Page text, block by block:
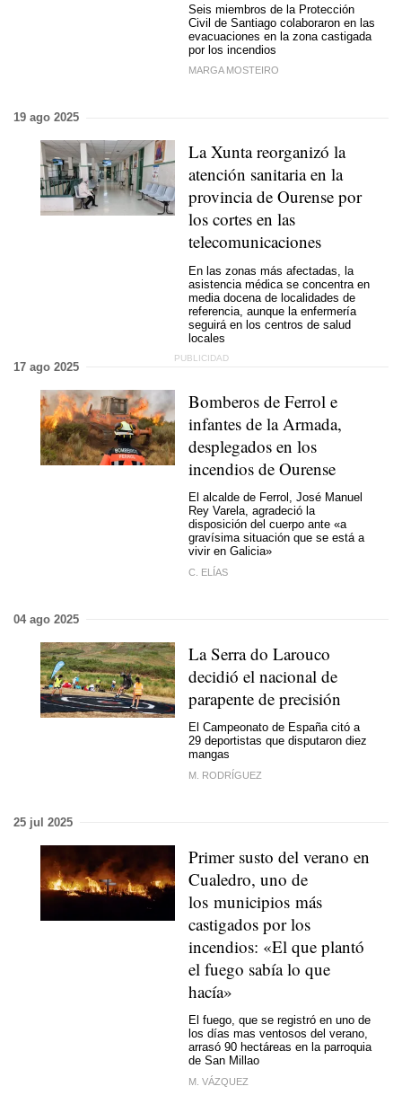
Seis miembros de la Protección
Civil de Santiago colaboraron en las
evacuaciones en la zona castigada
por los incendios
MARGA MOSTEIRO
19 ago 2025
La Xunta reorganizó la
atención sanitaria en la
provincia de Ourense por
los cortes en las
telecomunicaciones
En las zonas más afectadas, la
asistencia médica se concentra en
media docena de localidades de
referencia, aunque la enfermería
seguirá en los centros de salud
locales
17 ago 2025
Bomberos de Ferrol e
infantes de la Armada,
desplegados en los
incendios de Ourense
El alcalde de Ferrol, José Manuel
Rey Varela, agradeció la
disposición del cuerpo ante «a
gravísima situación que se está a
vivir en Galicia»
C. ELÍAS
04 ago 2025
La Serra do Larouco
decidió el nacional de
parapente de precisión
El Campeonato de España citó a
29 deportistas que disputaron diez
mangas
M. RODRÍGUEZ
25 jul 2025
Primer susto del verano en
Cualedro, uno de
los municipios más
castigados por los
incendios: «El que plantó
el fuego sabía lo que
hacía»
El fuego, que se registró en uno de
los días mas ventosos del verano,
arrasó 90 hectáreas en la parroquia
de San Millao
M. VÁZQUEZ